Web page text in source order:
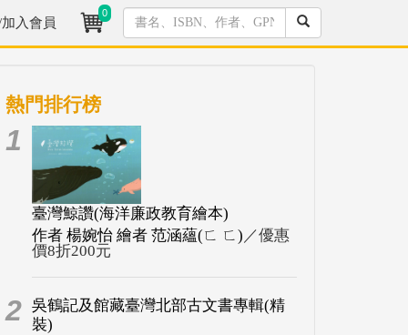
入會員
0
熱門排行榜
1
臺灣鯨讚(海洋廉政教育繪本)
作者 楊婉怡 繪者 范涵蘊(ㄈ ㄈ) ／優惠
價8折200元
2 吳鶴記及館藏臺灣北部古文書專輯(精
裝)